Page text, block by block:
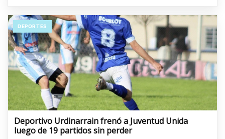
DEPORTES
Deportivo Urdinarrain frenó a Juventud Unida
luego de 19 partidos sin perder